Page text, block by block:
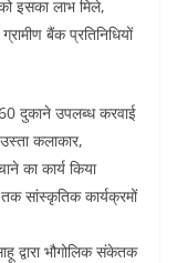
इसका लाभ मिले,
बैंक प्रतिनिधियों
60 दुकाने उपलब्ध करवाई
कलाकार,
का कार्य किया
सांस्कृतिक कार्यक्रमों
द्वारा भौगोलिक संकेतक